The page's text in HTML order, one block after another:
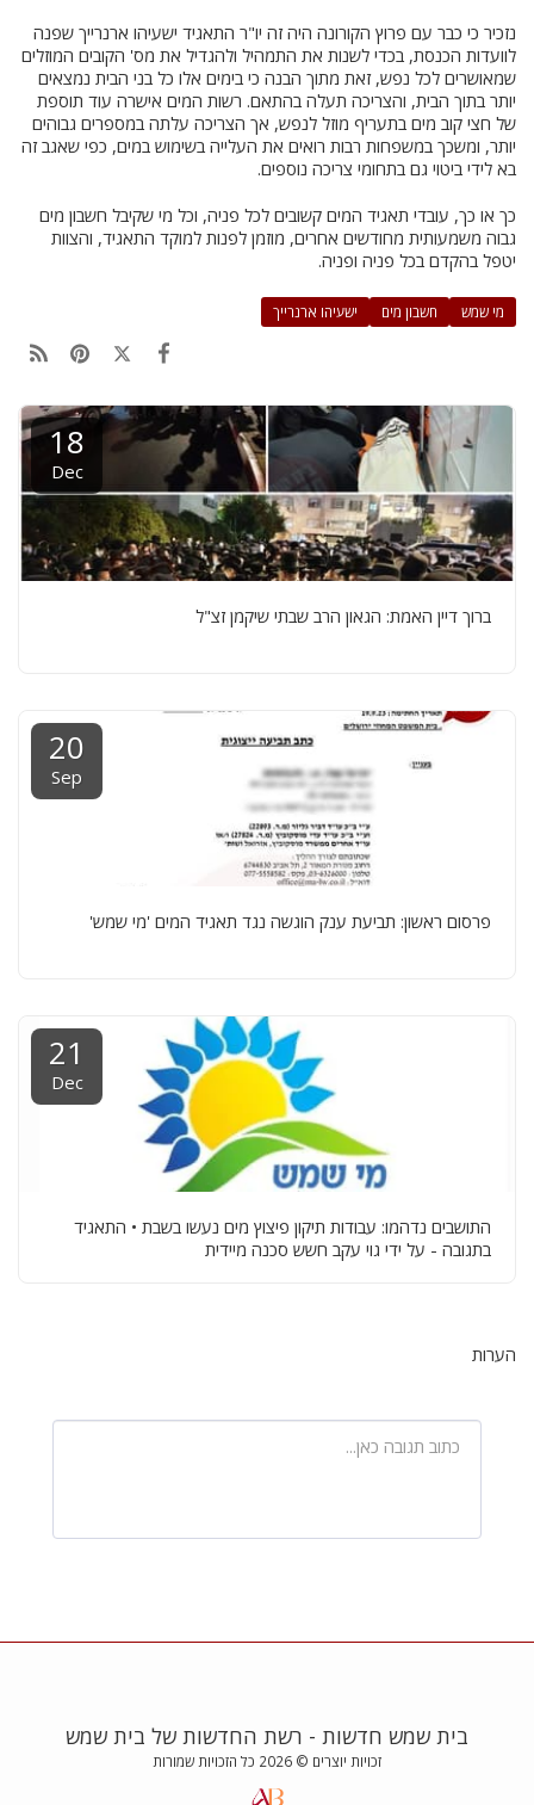
נזכיר כי כבר עם פרוץ הקורונה היה זה יו"ר התאגיד ישעיהו ארנרייך שפנה
לוועדות הכנסת, בכדי לשנות את התמהיל ולהגדיל את מס' הקובים המוזלים
שמאושרים לכל נפש, זאת מתוך הבנה כי בימים אלו כל בני הבית נמצאים
יותר בתוך הבית, והצריכה תעלה בהתאם. רשות המים אישרה עוד תוספת
של חצי קוב מים בתעריף מוזל לנפש, אך הצריכה עלתה במספרים גבוהים
יותר, ומשכך במשפחות רבות רואים את העלייה בשימוש במים, כפי שאגב זה
בא לידי ביטוי גם בתחומי צריכה נוספים.
כך או כך, עובדי תאגיד המים קשובים לכל פניה, וכל מי שקיבל חשבון מים
גבוה משמעותית מחודשים אחרים, מוזמן לפנות למוקד התאגיד, והצוות
יטפל בהקדם בכל פניה ופניה.
מי שמש חשבון מים ישעיהו ארנרייך
18
Dec
ברוך דיין האמת: הגאון הרב שבתי שיקמן זצ"ל
20
Sep
פרסום ראשון: תביעת ענק הוגשה נגד תאגיד המים 'מי שמש'
21
Dec
התושבים נדהמו: עבודות תיקון פיצוץ מים נעשו בשבת • התאגיד
בתגובה - על ידי גוי עקב חשש סכנה מיידית
הערות
בית שמש חדשות - רשת החדשות של בית שמש
זכויות יוצרים © 2026 כל הזכויות שמורות